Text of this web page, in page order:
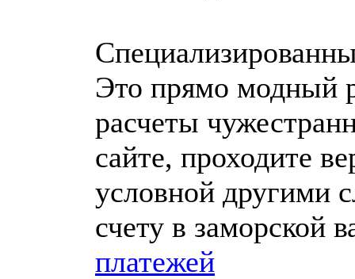
Это прямо модный
расчеты
сайте, проходите
условной другими
счету в заморской
платежей